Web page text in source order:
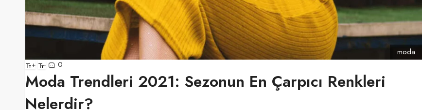
moda
+ - 0
Moda Trendleri 2021: Sezonun En Çarpıcı Renkleri
Nelerdir?